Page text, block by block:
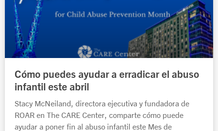
Cómo puedes ayudar a erradicar el abuso
infantil este abril
Stacy McNeiland, directora ejecutiva y fundadora de
ROAR en The CARE Center, comparte cómo puede
ayudar a poner fin al abuso infantil este Mes de